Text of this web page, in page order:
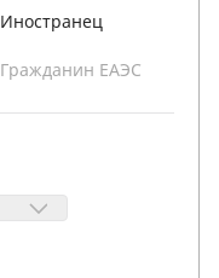
Иностранец
Гражданин ЕАЭС